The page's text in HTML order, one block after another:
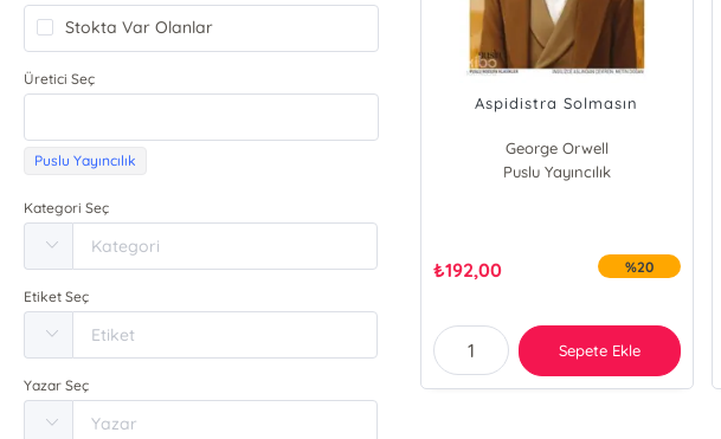
Stokta Var Olanlar
Üretici Seç
Puslu Yayıncılık
Kategori Seç
Etiket Seç
Yazar Seç
Aspidistra Solmasın
George Orwell
Puslu Yayıncılık
₺192,00 %20
Sepete Ekle